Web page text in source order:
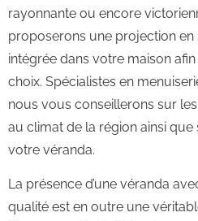
rayonnante ou encore
proposerons une projection en
intégrée dans votre maison
choix. Spécialistes en
nous vous conseillerons sur
au climat de la région ainsi que
votre véranda.
La présence d’une véranda
qualité est en outre une